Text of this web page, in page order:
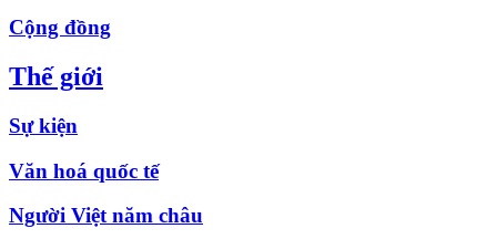
Cộng đồng
Thế giới
Sự kiện
Văn hoá quốc tế
Người Việt năm châu